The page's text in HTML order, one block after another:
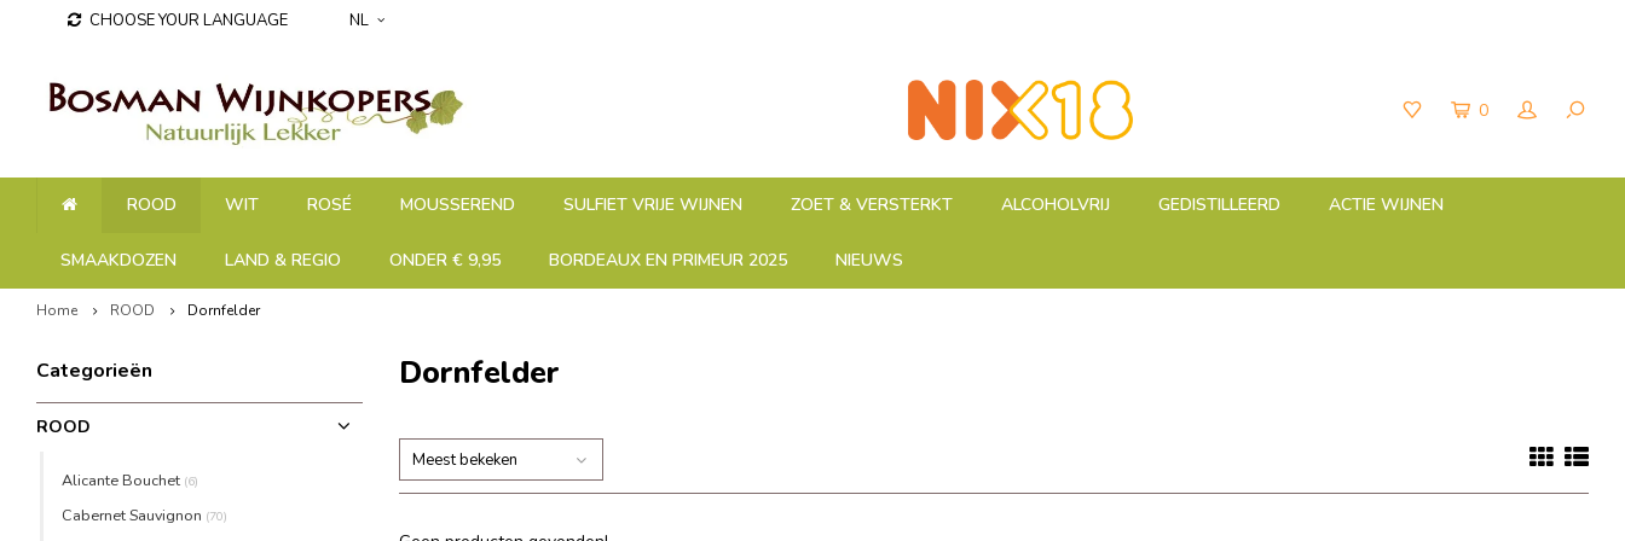
CHOOSE YOUR LANGUAGE NL
0
ROOD WIT ROSÉ MOUSSEREND SULFIET VRIJE WIJNEN ZOET & VERSTERKT ALCOHOLVRIJ GEDISTILLEERD ACTIE WIJNEN
SMAAKDOZEN LAND & REGIO ONDER € 9,95 BORDEAUX EN PRIMEUR 2025 NIEUWS
Home ROOD Dornfelder
Categorieën
ROOD
Alicante Bouchet (6)
Cabernet Sauvignon (70)
Dornfelder
Meest bekeken